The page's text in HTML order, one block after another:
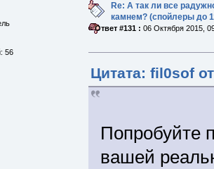
56
Re: А так ли все
камнем? (спойлеры до
«Ответ #131 : 06 Октября 2015,
Цитата: fil0sof
Попробуйте
вашей